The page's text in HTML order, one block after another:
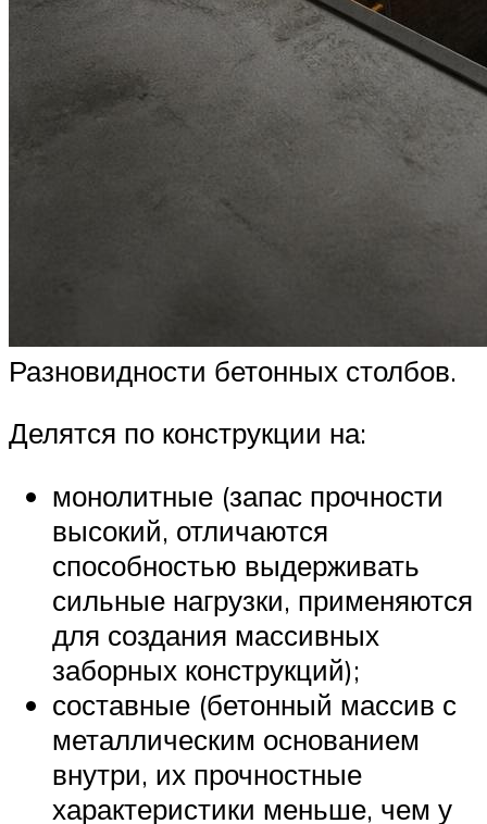
Разновидности бетонных столбов.
Делятся по конструкции на:
монолитные (запас прочности
высокий, отличаются
способностью выдерживать
сильные нагрузки, применяются
для создания массивных
заборных конструкций);
составные (бетонный массив с
металлическим основанием
внутри, их прочностные
характеристики меньше, чем у